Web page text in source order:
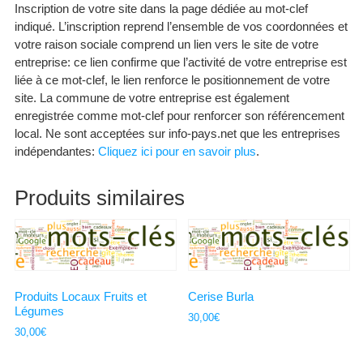
Inscription de votre site dans la page dédiée au mot-clef
indiqué. L’inscription reprend l’ensemble de vos coordonnées et
votre raison sociale comprend un lien vers le site de votre
entreprise: ce lien confirme que l’activité de votre entreprise est
liée à ce mot-clef, le lien renforce le positionnement de votre
site. La commune de votre entreprise est également
enregistrée comme mot-clef pour renforcer son référencement
local. Ne sont acceptées sur info-pays.net que les entreprises
indépendantes: Cliquez ici pour en savoir plus.
Produits similaires
Produits Locaux Fruits et
Légumes
30,00€
Cerise Burla
30,00€